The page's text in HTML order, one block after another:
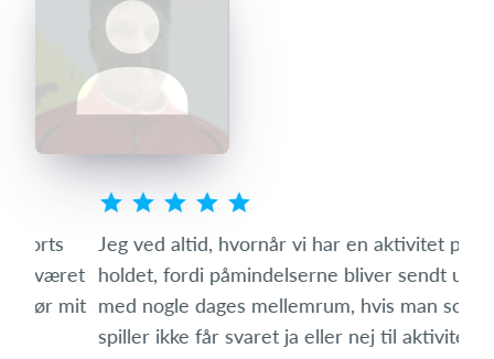
Jeg ved altid, hvornår vi har en aktivitet på
holdet, fordi påmindelserne bliver sendt ud igen
med nogle dages mellemrum, hvis man som
spiller ikke får svaret ja eller nej til aktiviteten.